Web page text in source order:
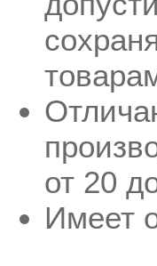
от 20
Имеет